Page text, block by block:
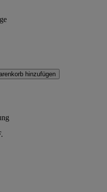
hinzufügen